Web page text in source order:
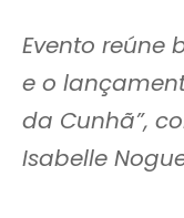
Evento reúne
e o
da Cunhã”,
Isabelle